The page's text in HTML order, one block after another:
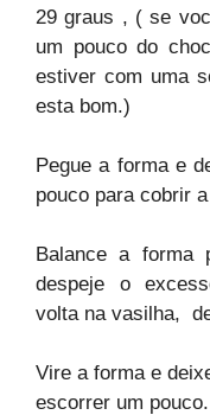
29 graus , ( se
um pouco do
estiver com uma
esta bom.)
Pegue a forma e
pouco para cobrir
Balance a forma
despeje o
volta na vasilha,
Vire a forma e
escorrer um pouco.